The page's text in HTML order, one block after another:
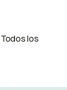
Todos los